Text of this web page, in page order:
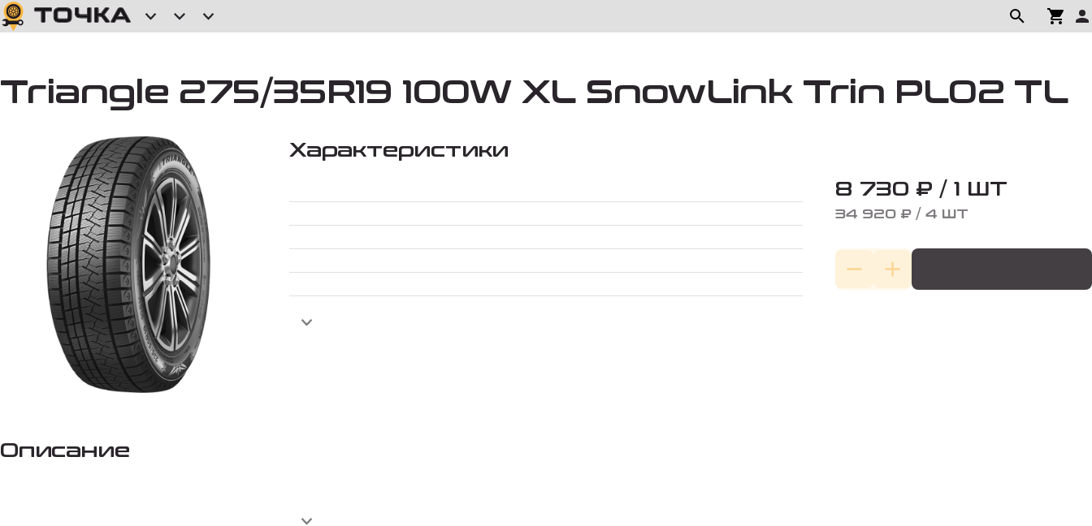
Triangle 275/35R19 100W XL SnowLink Trin PL02 TL
Характеристики
8 730 ₽ / 1 ШТ
34 920 ₽ / 4 ШТ
Описание